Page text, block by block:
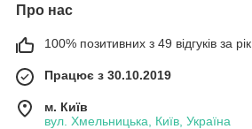
Про нас
100% позитивних з 49 відгуків за рік
Працює з 30.10.2019
м. Київ
вул. Хмельницька, Київ, Україна